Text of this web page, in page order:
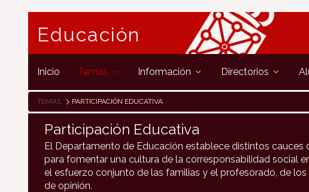
Educación
Inicio Temas Información Directorios
TEMAS PARTICIPACIÓN EDUCATIVA
Participación Educativa
El Departamento de Educación establece distintos
para fomentar una cultura de la corresponsabilidad social
el esfuerzo conjunto de las familias y el profesorado, de
de opinión.